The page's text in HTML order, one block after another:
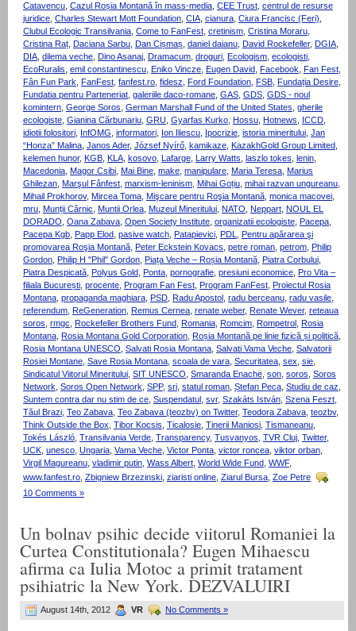
Catavencu, Cazul Roșia Montană în mass-media, CEE Trust, centrul de resurse
juridice, Charles Stewart Mott Foundation, CIA, cianura, Ciura Francisc (Feri),
Clubul Ecologic Transilvania, Come to FanFest, cretinism, Cristina Moraru,
Cristina Raț, Daciana Sarbu, Dan Cișmaș, daniel daianu, David Rockefeller, DGIA,
DIA, dilema veche, Dino Asanaj, Dramacum, droguri, Ecologism, ecologisti,
EcoRuralis, emil constantinescu, Eniko Vincze, Eugen David, Facebook, Fan Fest,
Fân Fun Park, FanFest, fanfest.ro, fidesz, Ford Foundation, FSB, Fundația Desire,
Fundatia pentru Parteneriat, galeriile daco-romane, GAS, GDS, GDS - noul
komintern, George Soros, German Marshall Fund of the United States, gherile
ecologiste, Gianina Cărbunariu, GRU, Gyarfas Kurko, Hossu, Hotnews, ICCD,
idiotii folositori, InfOMG, informatori, Ion Iliescu, Ipocrizie, istoria mineritului, Jan
“Honza” Malina, Janos Ader, József Nyírő, kamikaze, KazakhGold Group Limited,
kelemen hunor, KGB, KLA, kosovo, Lafarge, Larry Watts, laszlo tokes, lenin,
Macedonia, Magor Csibi, Mai Bine, make, manipulare, Maria Teresa, Marius
Ghilezan, Marşul Fânfest, marxism-leninism, Mihai Goțiu, mihai razvan ungureanu,
Mihail Prokhorov, Mircea Toma, Mişcare pentru Roşia Montană, monica macovei,
mru, Munții Cârnic, Muntii Orlea, Muzeul Mineritului, NATO, Neppart, NOUL EL
DORADO, Oana Zabava, Open Society Institute, organizatii ecologiste, Pacepa,
Pacepa Kgb, Papp Elod, pasive watch, Patapievici, PDL, Pentru apărarea şi
promovarea Roşia Montană, Peter Eckstein Kovacs, petre roman, petrom, Philip
Gordon, Philip H "Phil" Gordon, Piața Veche – Roșia Montană, Piatra Corbului,
Piatra Despicată, Polyus Gold, Ponta, pornografie, presiuni economice, Pro Vita –
filiala București, procente, Program Fan Fest, Program FanFest, Proiectul Rosia
Montana, propaganda maghiara, PSD, Radu Apostol , radu berceanu, radu vasile,
referendum, ReGeneration, Remus Cernea, renate weber, Renate Wever, reteaua
soros, rmgc, Rockefeller Brothers Fund, Romania, Romcim, Rompetrol , Rosia
Montana, Rosia Montana Gold Corporation, Roșia Montană pe linie fizică și politică,
Rosia Montana UNESCO, Salvati Rosia Montana, Salvati Vama Veche, Salvatorii
Rosiei Montane, Save Rosia Montana, scoala de vara, Securitatea, sex, sie,
Sindicatul Viitorul Mineritului, SIT UNESCO, Smaranda Enache, son, soros, Soros
Network, Soros Open Network, SPP, sri, statul roman, Ștefan Peca, Studiu de caz,
Suntem contra dar nu stim de ce, Suspendatul , svr, Szakáts István, Szena Feszt,
Tăul Brazi, Teo Zabava, Teo Zabava (teozbv) on Twitter, Teodora Zabava, teozbv,
Think Outside the Box, Tibor Kocsis, Ticalosie, Tinerii Maniosi, Tismaneanu,
Tokés László, Transilvania Verde, Transparency, Tusvanyos, TVR Cluj, Twitter,
UCK, unesco, Ungaria, Vama Veche, Victor Ponta, victor roncea, viktor orban,
Virgil Magureanu, vladimir putin, Wass Albert, World Wide Fund, WWF,
www.fanfest.ro Zbigniew Brzezinski ziaristi online Ziarul Bursa Zoe Petre
10 Comments »
Un bolnav psihic decide viitorul Romaniei la
Curtea Constitutionala? Eugen Mihaescu
afirma ca Iulia Motoc a primit tratament
psihiatric la New York. DEZVALUIRI
August 14th, 2012 VR No Comments »